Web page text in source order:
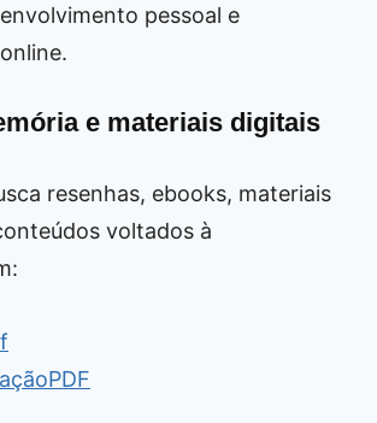
pessoal e
e materiais digitais
resenhas, ebooks, materiais
voltados à